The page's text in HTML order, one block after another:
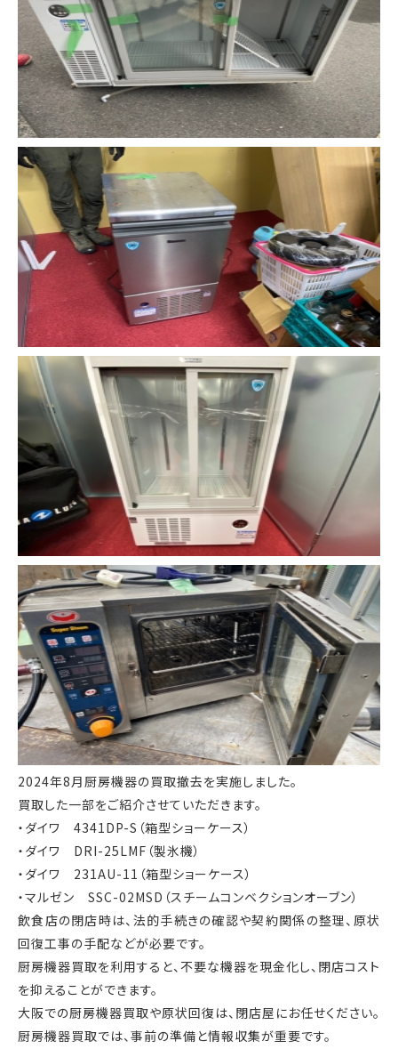
2024年8月厨房機器の買取撤去を実施しました。
買取した一部をご紹介させていただきます。
・ダイワ 4341DP-S（箱型ショーケース）
・ダイワ DRI-25LMF（製氷機）
・ダイワ 231AU-11（箱型ショーケース）
・マルゼン SSC-02MSD（スチームコンベクションオーブン）
飲食店の閉店時は、法的手続きの確認や契約関係の整理、原状
回復工事の手配などが必要です。
厨房機器買取を利用すると、不要な機器を現金化し、閉店コスト
を抑えることができます。
大阪での厨房機器買取や原状回復は、閉店屋にお任せください。
厨房機器買取では、事前の準備と情報収集が重要です。